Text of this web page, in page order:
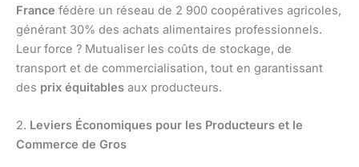
France fédère un réseau de 2 900 coopératives agricoles,
générant 30% des achats alimentaires professionnels.
Leur force ? Mutualiser les coûts de stockage, de
transport et de commercialisation, tout en garantissant
des prix équitables aux producteurs.
2. Leviers Économiques pour les Producteurs et le
Commerce de Gros